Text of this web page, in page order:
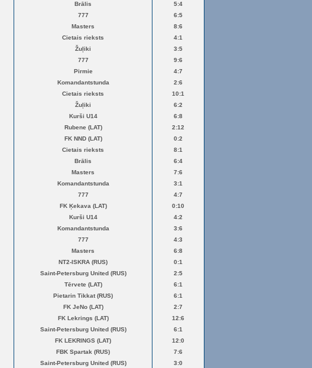
Brālis
5:4
777
6:5
Masters
8:6
Cietais rieksts
4:1
Žuļiki
3:5
777
9:6
Pirmie
4:7
Komandantstunda
2:6
Cietais rieksts
10:1
Žuļiki
6:2
Kurši U14
6:8
Rubene (LAT)
2:12
FK NND (LAT)
0:2
Cietais rieksts
8:1
Brālis
6:4
Masters
7:6
Komandantstunda
3:1
777
4:7
FK Ķekava (LAT)
0:10
Kurši U14
4:2
Komandantstunda
3:6
777
4:3
Masters
6:8
NT2-ISKRA (RUS)
0:1
Saint-Petersburg United (RUS)
2:5
Tērvete (LAT)
6:1
Pietarin Tikkat (RUS)
6:1
FK JeNo (LAT)
2:7
FK Lekrings (LAT)
12:6
Saint-Petersburg United (RUS)
6:1
FK LEKRINGS (LAT)
12:0
FBK Spartak (RUS)
7:6
Saint-Petersburg United (RUS) 3:0